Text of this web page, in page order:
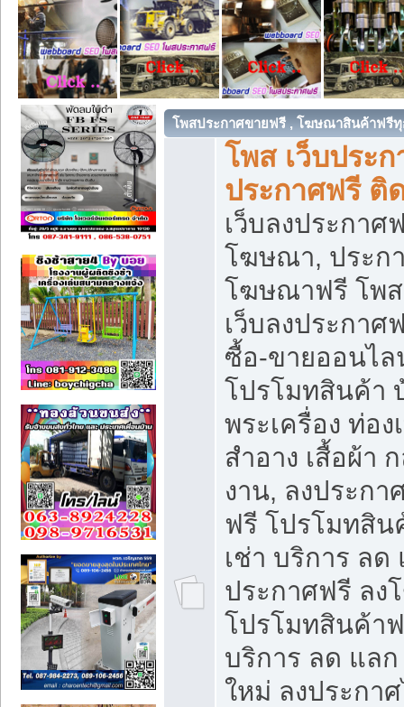
โพสประกาศขายฟรี , โฆษณาสินค้าฟรี
โพส เว็บประก
ประกาศฟรี ติ
เว็บลงประกา
โฆษณา, ประก
โฆษณาฟรี โพส
เว็บลงประกา
ซื้อ-ขายออนไล
โปรโมทสินค้า
พระเครื่อง ท่อง
สำอาง เสื้อผ้า
งาน, ลงประก
ฟรี โปรโมทสิ
เช่า บริการ ลด
ประกาศฟรี ล
โปรโมทสินค้า
บริการ ลด แล
ใหม่ ลงประกา